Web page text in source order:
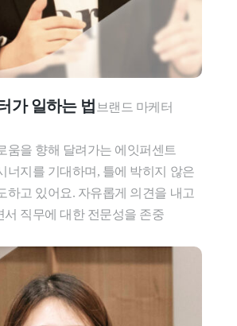
가 일하는 법 브랜드 마케터
움을 향해 달려가는 에잇퍼센트
너지를 기대하며, 틀에 박히지 않은
하고 있어요. 자유롭게 의견을 내고
서 직무에 대한 전문성을 존중